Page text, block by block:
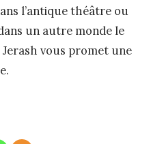
l’antique théâtre ou
un autre monde le
vous promet une